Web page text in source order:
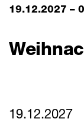
19.12.2027 –
19.12.2027
Zur Übersicht
Aktuelles